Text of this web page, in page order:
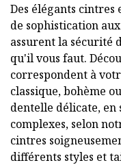
Des élégants cintres
de sophistication
assurent la sécurité
qu'il vous faut.
correspondent à
classique, bohème
dentelle délicate, en
complexes, selon
cintres
différents styles et